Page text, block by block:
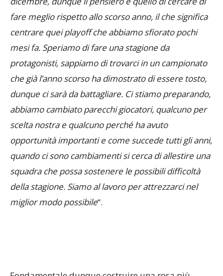
fare meglio rispetto allo scorso anno, il che significa
centrare quei playoff che abbiamo sfiorato pochi
mesi fa. Speriamo di fare una stagione da
protagonisti, sappiamo di trovarci in un campionato
che già l’anno scorso ha dimostrato di essere tosto,
dunque ci sarà da battagliare. Ci stiamo preparando,
abbiamo cambiato parecchi giocatori, qualcuno per
scelta nostra e qualcuno perché ha avuto
opportunità importanti e come succede tutti gli anni,
quando ci sono cambiamenti si cerca di allestire una
squadra che possa sostenere le possibili difficoltà
della stagione. Siamo al lavoro per attrezzarci nel
miglior modo possibile“.
competitiva possibile, che possa ad ogni modo